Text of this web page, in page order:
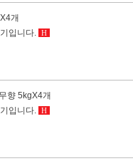
개
입니다. H
향 5kgX4개
입니다. H